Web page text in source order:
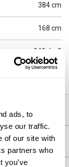
ads, to
our traffic.
of our site with
partners who
you’ve
384 cm
168 cm
940 dm3